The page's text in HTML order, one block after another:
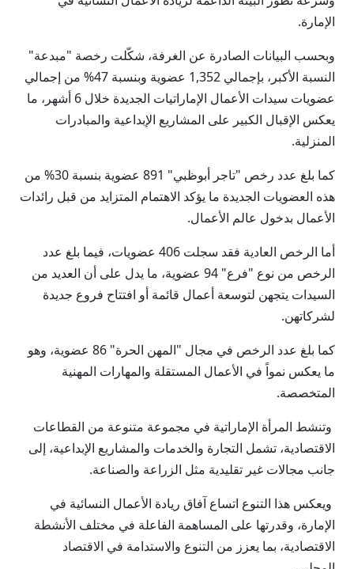
الإمارة.
وبحسب البيانات الصادرة عن الغرفة، شكّلت رخصة "مبدعة"
النسبة الأكبر، بإجمالي 1,352 عضوية وبنسبة 47% من إجمالي
عضويات سيدات الأعمال الإماراتيات الجديدة خلال 6 أشهر، ما
يعكس الإقبال الكبير على المشاريع الإبداعية والمبادرات
المنزلية.
كما بلغ عدد رخص "تاجر أبوظبي" 891 عضوية بنسبة 30% من
هذه العضويات الجديدة ما يؤكد الاهتمام المتزايد من قبل رائدات
الأعمال بدخول عالم الأعمال.
أما الرخص العادية فقد سجلت 406 عضويات، فيما بلغ عدد
الرخص من نوع "فرع" 94 عضوية، ما يدل على أن العديد من
السيدات يتجهن لتوسعة أعمال قائمة أو افتتاح فروع جديدة
لشركاتهن.
كما بلغ عدد الرخص في مجال "المهن الحرة" 86 عضوية، وهو
ما يعكس نمواً في الأعمال المستقلة والمهارات المهنية
المتخصصة.
وتنشط المرأة الإماراتية في مجموعة متنوعة من القطاعات
الاقتصادية، تشمل التجارة والخدمات والمشاريع الإبداعية، إلى
جانب مجالات غير تقليدية مثل الزراعة والصناعة.
ويعكس هذا التنوع اتساع آفاق ريادة الأعمال النسائية في
الإمارة، وقدرتها على المساهمة الفاعلة في مختلف الأنشطة
الاقتصادية، بما يعزز من التنوع والاستدامة في الاقتصاد